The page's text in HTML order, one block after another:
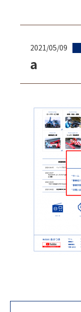
2021/05/09
a